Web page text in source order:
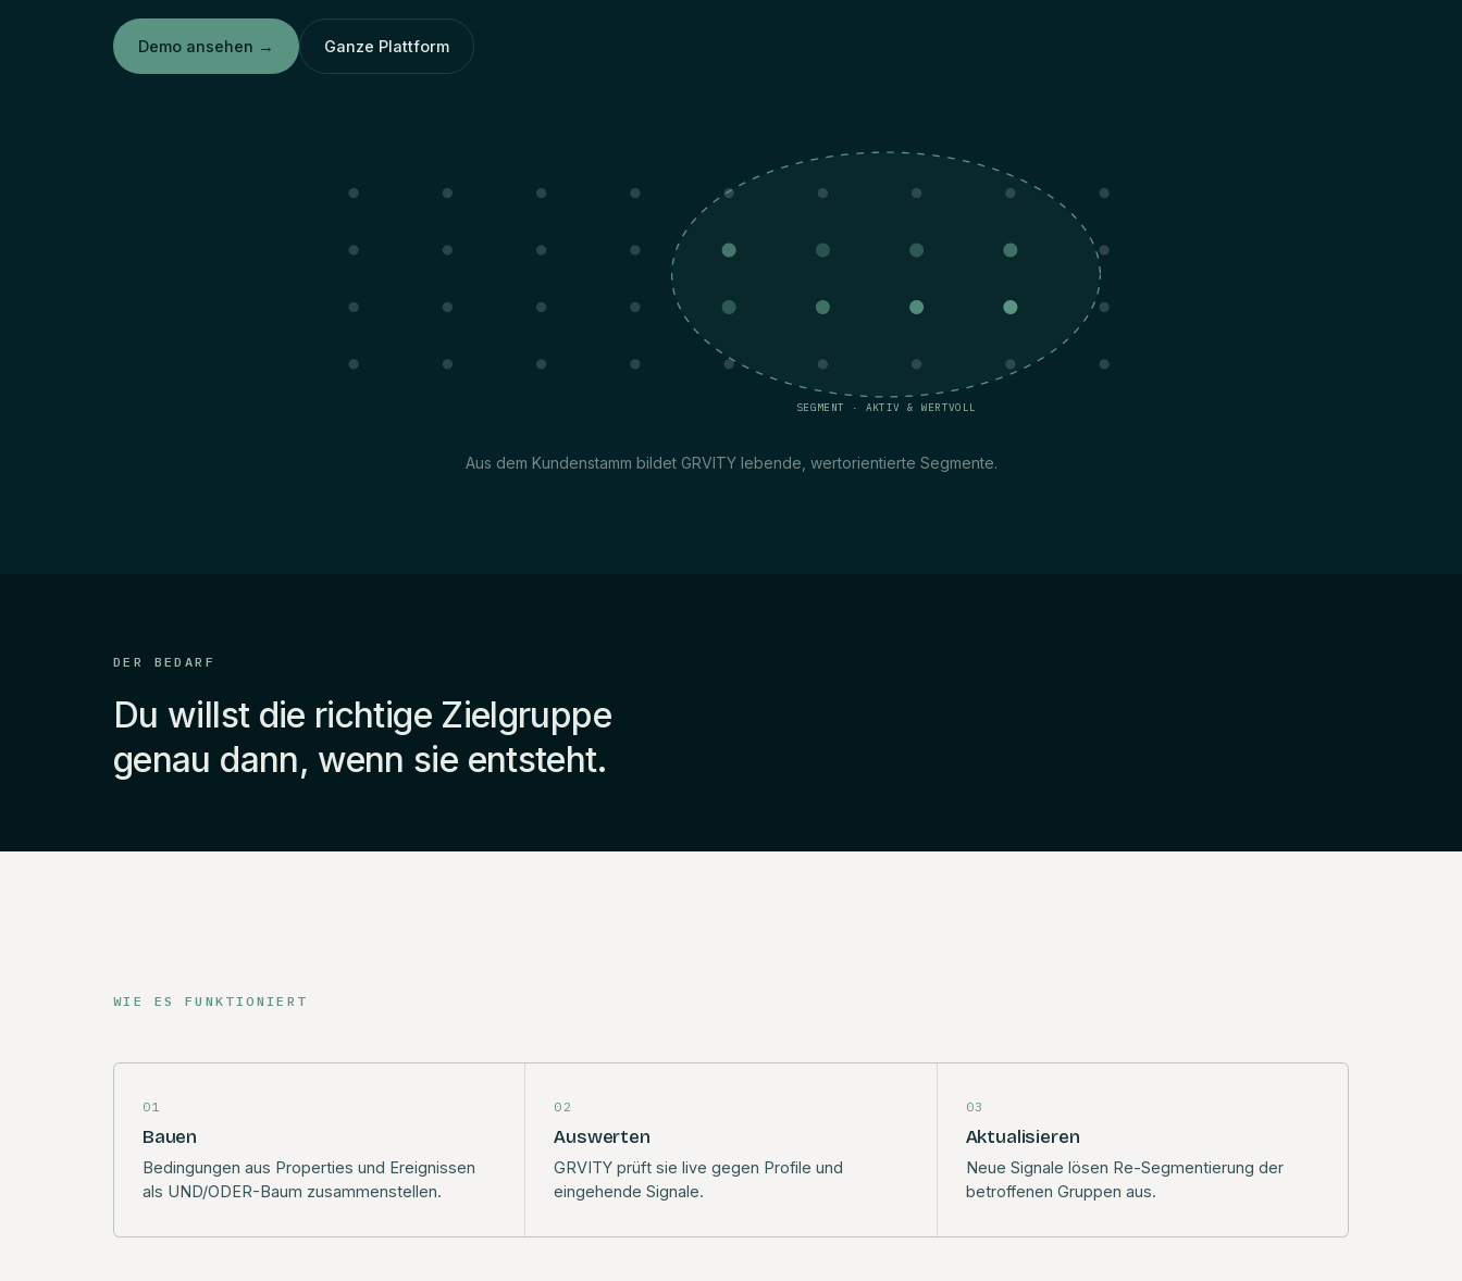
Demo ansehen → Ganze Plattform
SEGMENT · AKTIV & WERTVOLL
Aus dem Kundenstamm bildet GRVITY lebende, wertorientierte Segmente.
DER BEDARF
Du willst die richtige Zielgruppe
genau dann, wenn sie entsteht.
WIE ES FUNKTIONIERT
01
Bauen
Bedingungen aus Properties und Ereignissen
als UND/ODER-Baum zusammenstellen.
02
Auswerten
GRVITY prüft sie live gegen Profile und
eingehende Signale.
03
Aktualisieren
Neue Signale lösen Re-Segmentierung der
betroffenen Gruppen aus.